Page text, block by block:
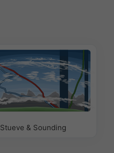
Stueve & Sounding